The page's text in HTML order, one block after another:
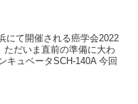
にて開催される癌学会2022
だいま直前の準備に大わ
キュベータSCH-140A 今回